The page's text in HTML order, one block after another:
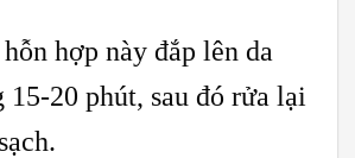
hợp này đắp lên da
15-20 phút, sau đó rửa lại